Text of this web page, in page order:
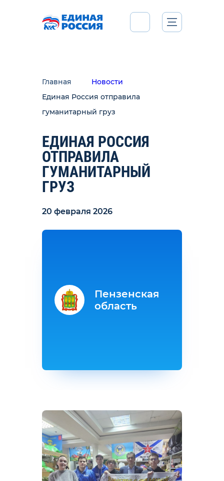
Главная
Новости
Единая Россия отправила
гуманитарный груз
ЕДИНАЯ РОССИЯ
ОТПРАВИЛА
ГУМАНИТАРНЫЙ
ГРУЗ
20 февраля 2026
Пензенская
область